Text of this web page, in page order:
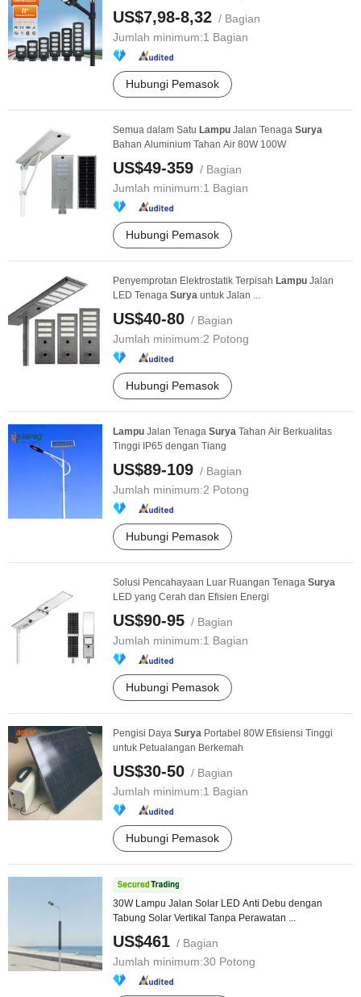
US$7,98-8,32 / Bagian
Jumlah minimum:1 Bagian
Hubungi Pemasok
Semua dalam Satu Lampu Jalan Tenaga Surya
Bahan Aluminium Tahan Air 80W 100W
US$49-359 / Bagian
Jumlah minimum:1 Bagian
Hubungi Pemasok
Penyemprotan Elektrostatik Terpisah Lampu Jalan
LED Tenaga Surya untuk Jalan ...
US$40-80 / Bagian
Jumlah minimum:2 Potong
Hubungi Pemasok
Lampu Jalan Tenaga Surya Tahan Air Berkualitas
Tinggi IP65 dengan Tiang
US$89-109 / Bagian
Jumlah minimum:2 Potong
Hubungi Pemasok
Solusi Pencahayaan Luar Ruangan Tenaga Surya
LED yang Cerah dan Efisien Energi
US$90-95 / Bagian
Jumlah minimum:1 Bagian
Hubungi Pemasok
Pengisi Daya Surya Portabel 80W Efisiensi Tinggi
untuk Petualangan Berkemah
US$30-50 / Bagian
Jumlah minimum:1 Bagian
Hubungi Pemasok
30W Lampu Jalan Solar LED Anti Debu dengan
Tabung Solar Vertikal Tanpa Perawatan ...
US$461 / Bagian
Jumlah minimum:30 Potong